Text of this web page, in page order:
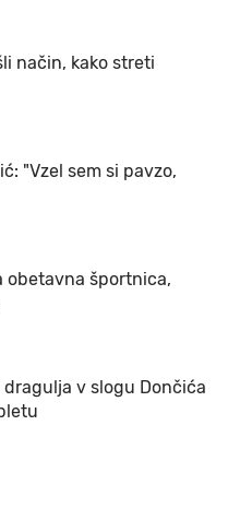
način, kako streti
"Vzel sem si pavzo,
obetavna športnica,
v slogu Dončića